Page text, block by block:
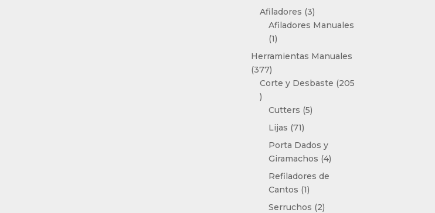
productos
Afiladores 33
productos
Afiladores Manuales
11
producto
Herramientas Manuales
377377
productos
Corte y Desbaste
205
205
productos
Cutters 55
Lijas 7171
productos
Porta Dados y
Giramachos 44
Refiladores de
Cantos 11
producto
Serruchos 22